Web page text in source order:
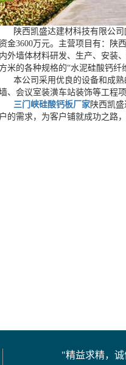
陕西凯盛达建材科技有限公司[
金3600万元。主营项目有：陕
内外墙体材料研发、生产、安装
方米的各种规格的“水泥硅酸钙纤
本公司采用优良的设备和成熟
、会议室装潢车站装饰等工程
三门峡硅酸钙板厂家陕西凯
户的需求，为客户铺就成功之路，
"精益求精，